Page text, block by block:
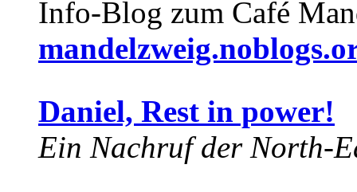
Info-Blog zum Café
Daniel, Rest in power!
Ein Nachruf der North-